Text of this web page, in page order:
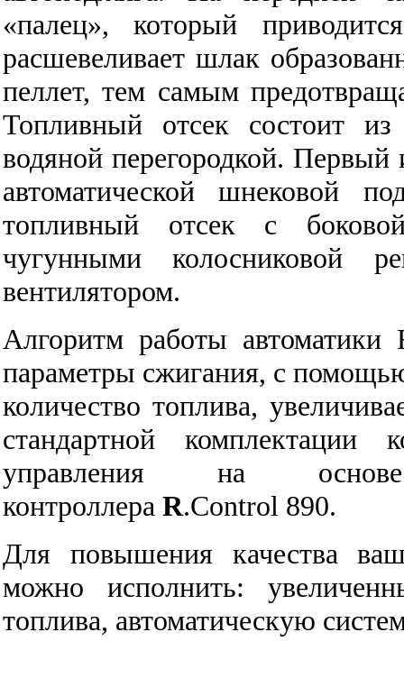
«палец», который
расшевеливает шлак
пеллет, тем самым
Топливный отсек состоит
водяной перегородкой.
автоматической шнековой
топливный отсек с
чугунными колосниковой
вентилятором.
Алгоритм работы
параметры сжигания, с
количество топлива,
стандартной комплектации
управления на основе
контроллера R.Control 890.
Для повышения качества
можно исполнить:
топлива, автоматическую